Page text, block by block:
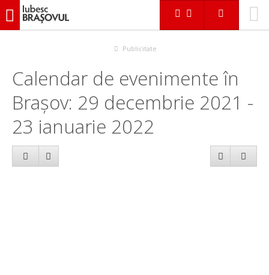
iubescbraşovul.ro
Publicitate
Calendar de evenimente în
Brașov: 29 decembrie 2021 -
23 ianuarie 2022